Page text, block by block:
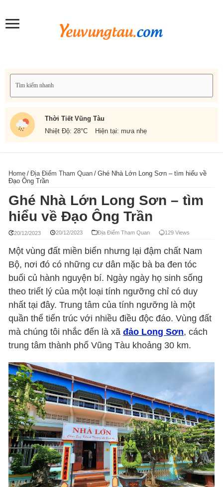
Thời Tiết Vũng Tàu
Nhiệt Độ: 28°C Hiện tại: mưa nhẹ
Home / Địa Điểm Tham Quan / Ghé Nhà Lớn Long Sơn – tìm hiểu về
Đạo Ông Trần
Ghé Nhà Lớn Long Sơn – tìm
hiểu về Đạo Ông Trần
20/12/2023 20/12/2023 Địa Điểm Tham Quan 129 Views
Một vùng đất miền biển nhưng lại đậm chất Nam
Bộ, nơi đó có những cư dân mặc bà ba đen tóc
buối củ hành nguyện bí. Ngày ngày họ sinh sống
theo triết lý của một loại tính ngưỡng chỉ có duy
nhất tại đây. Trung tâm của tính ngưỡng là một
quần thể tiến trúc với nhiều điều độc đáo. Vùng đất
mà chúng tôi nhắc đến là xãđảo Long Sơn, cách
trung tâm thành phố Vũng Tàu khoảng 30 km.